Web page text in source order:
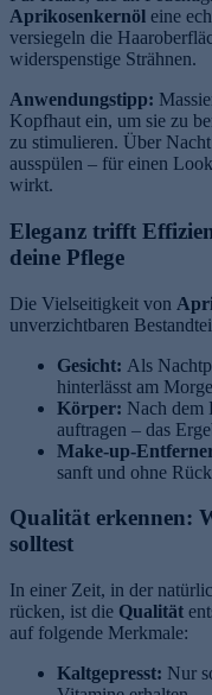
Aprikosenkernöl eine
versiegeln die
widerspenstige Strähnen.
Anwendungstipp:
Kopfhaut ein, um sie zu
zu stimulieren. Über
ausspülen – für einen
wirkt.
Eleganz trifft
deine Pflege
Die Vielseitigkeit von
unverzichtbaren
Gesicht: Als
hinterlässt am
Körper: Nach dem
auftragen – das
Make-up-
sanft und ohne
Qualität erkennen:
solltest
In einer Zeit, in der
rücken, ist die Qualität
auf folgende Merkmale:
Kaltgepresst: Nur